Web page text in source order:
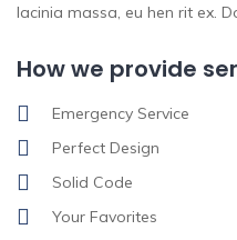
lacinia massa, eu hen rit ex.
How we provide
Emergency Service
Perfect Design
Solid Code
Your Favorites